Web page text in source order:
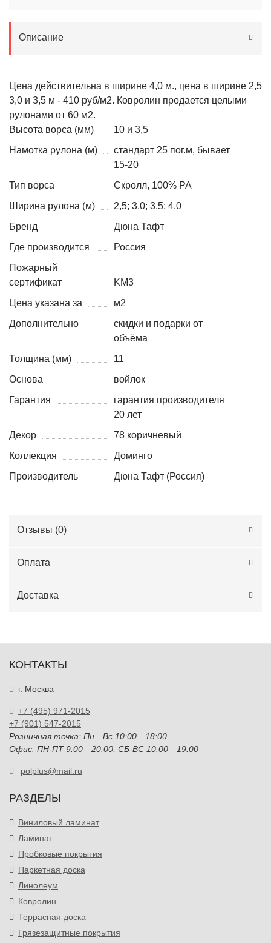
Описание
Цена действительна в ширине 4,0 м., цена в ширине 2,5
3,0 и 3,5 м - 410 руб/м2. Ковролин продается целыми
рулонами от 60 м2.
Высота ворса (мм)
10 и 3,5
Намотка рулона (м)
стандарт 25 пог.м, бывает
15-20
Тип ворса
Скролл, 100% PA
Ширина рулона (м)
2,5; 3,0; 3,5; 4,0
Бренд
Дюна Тафт
Где производится
Россия
Пожарный
сертификат
KM3
Цена указана за
м2
Дополнительно
скидки и подарки от
объёма
Толщина (мм)
11
Основа
войлок
Гарантия
гарантия производителя
20 лет
Декор
78 коричневый
Коллекция
Доминго
Производитель
Дюна Тафт (Россия)
Отзывы (0)
Оплата
Доставка
КОНТАКТЫ
г. Москва
+7 (495) 971-2015
+7 (901) 547-2015
Розничная точка: Пн—Вс 10:00—18:00
Офис: ПН-ПТ 9.00—20.00, СБ-ВС 10.00—19.00
polplus@mail.ru
РАЗДЕЛЫ
Виниловый ламинат
Ламинат
Пробковые покрытия
Паркетная доска
Линолеум
Ковролин
Террасная доска
Грязезащитные покрытия